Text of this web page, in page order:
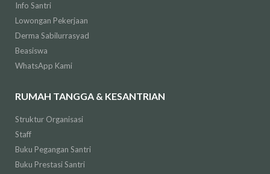
Info Santri
Lowongan Pekerjaan
Derma Sabilurrasyad
Beasiswa
WhatsApp Kami
RUMAH TANGGA & KESANTRIAN
Struktur Organisasi
Staff
Buku Pegangan Santri
Buku Prestasi Santri